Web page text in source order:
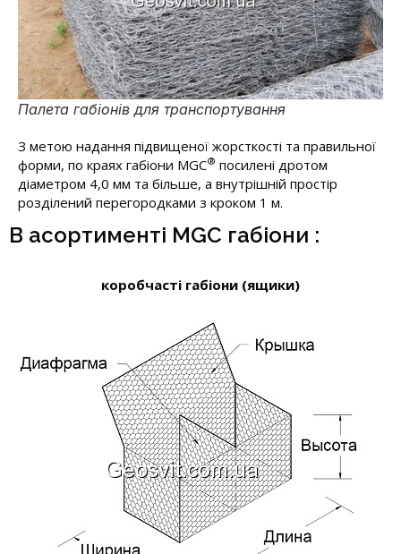
Палета габіонів для транспортування
З метою надання підвищеної жорсткості та правильної
форми, по краях габіони МGC® посилені дротом
діаметром 4,0 мм та більше, а внутрішній простір
розділений перегородками з кроком 1 м.
В асортименті MGC габіони :
коробчасті габіони (ящики)